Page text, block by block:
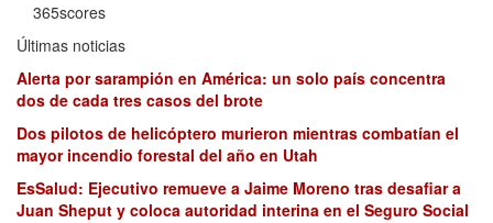
365scores
Últimas noticias
Alerta por sarampión en América: un solo país concentra
dos de cada tres casos del brote
Dos pilotos de helicóptero murieron mientras combatían el
mayor incendio forestal del año en Utah
EsSalud: Ejecutivo remueve a Jaime Moreno tras desafiar a
Juan Sheput y coloca autoridad interina en el Seguro Social